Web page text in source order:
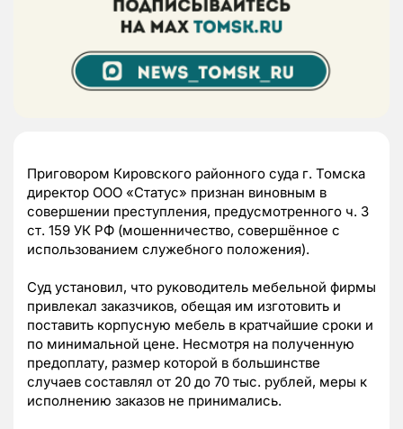
Приговором Кировского районного суда г. Томска
директор ООО «Статус» признан виновным в
совершении преступления, предусмотренного ч. 3
ст. 159 УК РФ (мошенничество, совершённое с
использованием служебного положения).
Суд установил, что руководитель мебельной фирмы
привлекал заказчиков, обещая им изготовить и
поставить корпусную мебель в кратчайшие сроки и
по минимальной цене. Несмотря на полученную
предоплату, размер которой в большинстве
случаев составлял от 20 до 70 тыс. рублей, меры к
исполнению заказов не принимались.